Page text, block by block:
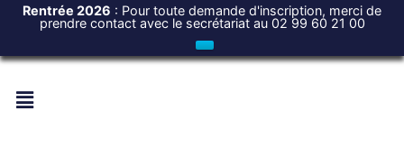
Rentrée 2026 : Pour toute demande d'inscription, merci de
prendre contact avec le secrétariat au 02 99 60 21 00